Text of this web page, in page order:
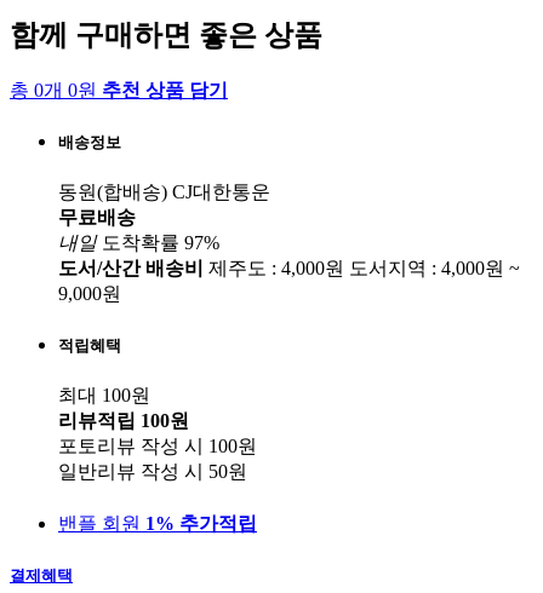
함께 구매하면 좋은 상품
총 0개 0원 추천 상품 담기
배송정보
동원(합배송) CJ대한통운
무료배송
내일 도착확률 97%
도서/산간 배송비 제주도 : 4,000원 도서지역 : 4,000원 ~
9,000원
적립혜택
최대 100원
리뷰적립 100원
포토리뷰 작성 시 100원
일반리뷰 작성 시 50원
밴플 회원1% 추가적립
결제혜택